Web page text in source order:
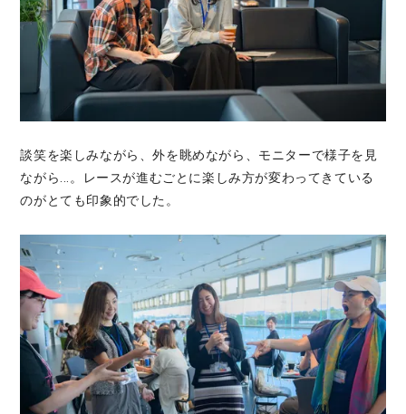
談笑を楽しみながら、外を眺めながら、モニターで様子を見
ながら...。レースが進むごとに楽しみ方が変わってきている
のがとても印象的でした。